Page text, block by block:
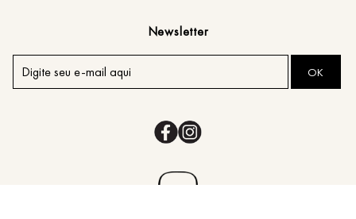
Newsletter
OK